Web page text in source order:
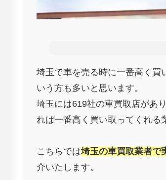
埼玉で車を売る時に一番高く買
いう方も多いと思います。
埼玉には619社の車買取店があ
れば一番高く買い取ってくれる
こちらでは埼玉の車買取業者で
介いたします。